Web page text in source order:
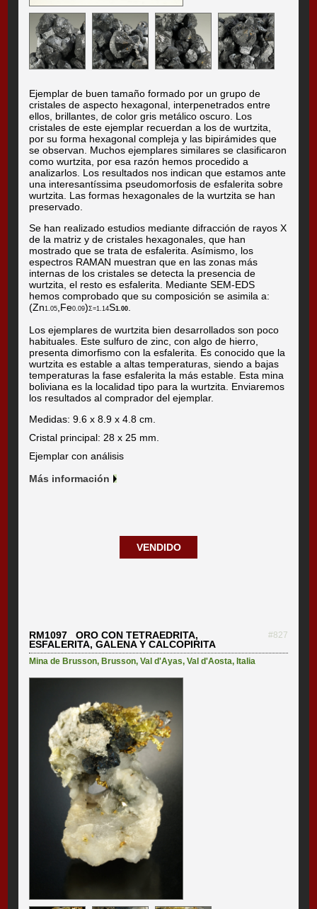
Ejemplar de buen tamaño formado por un grupo de
cristales de aspecto hexagonal, interpenetrados entre
ellos, brillantes, de color gris metálico oscuro. Los
cristales de este ejemplar recuerdan a los de wurtzita,
por su forma hexagonal compleja y las bipirámides que
se observan. Muchos ejemplares similares se clasificaron
como wurtzita, por esa razón hemos procedido a
analizarlos. Los resultados nos indican que estamos ante
una interesantíssima pseudomorfosis de esfalerita sobre
wurtzita. Las formas hexagonales de la wurtzita se han
preservado.
Se han realizado estudios mediante difracción de rayos X
de la matriz y de cristales hexagonales, que han
mostrado que se trata de esfalerita. Asímismo, los
espectros RAMAN muestran que en las zonas más
internas de los cristales se detecta la presencia de
wurtzita, el resto es esfalerita. Mediante SEM-EDS
hemos comprobado que su composición se asimila a:
(Zn1.05 ,Fe0.09)Σ=1.14S1.00
Los ejemplares de wurtzita bien desarrollados son poco
habituales. Este sulfuro de zinc, con algo de hierro,
presenta dimorfismo con la esfalerita. Es conocido que la
wurtzita es estable a altas temperaturas, siendo a bajas
temperaturas la fase esfalerita la más estable. Esta mina
boliviana es la localidad tipo para la wurtzita. Enviaremos
los resultados al comprador del ejemplar.
Medidas: 9.6 x 8.9 x 4.8 cm.
Cristal principal: 28 x 25 mm.
Ejemplar con análisis
Más información
VENDIDO
RM1097 ORO CON TETRAEDRITA,
ESFALERITA, GALENA Y CALCOPIRITA
#827
Mina de Brusson,Brusson,Val d'Ayas,Val d'Aosta,Italia